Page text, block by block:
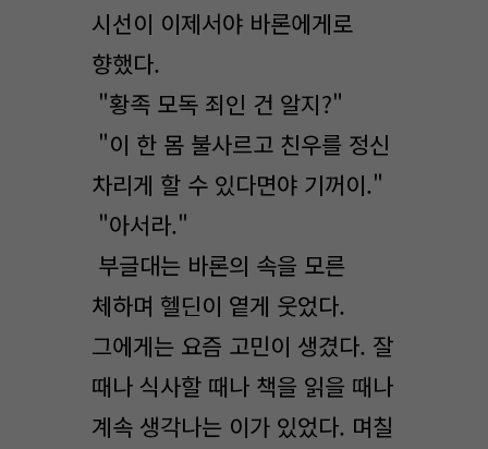
시선이 이제서야 바론에게로
향했다.
"황족 모독 죄인 건 알지?"
"이 한 몸 불사르고 친우를 정신
차리게 할 수 있다면야 기꺼이."
"아서라."
부글대는 바론의 속을 모른
체하며 헬딘이 옅게 웃었다.
그에게는 요즘 고민이 생겼다. 잘
때나 식사할 때나 책을 읽을 때나
계속 생각나는 이가 있었다. 며칠